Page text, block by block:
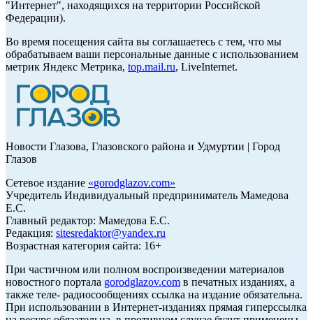
"Интернет", находящихся на территории Российской
Федерации).
Во время посещения сайта вы соглашаетесь с тем, что мы
обрабатываем ваши персональные данные с использованием
метрик Яндекс Метрика, top.mail.ru, LiveInternet.
Новости Глазова, Глазовского района и Удмуртии | Город
Глазов
Сетевое издание «gorodglazov.com»
Учредитель Индивидуальный предприниматель Мамедова
Е.С.
Главный редактор: Мамедова Е.С.
Редакция: sitesredaktor@yandex.ru
Возрастная категория сайта: 16+
При частичном или полном воспроизведении материалов
новостного портала gorodglazov.com в печатных изданиях, а
также теле- радиосообщениях ссылка на издание обязательна.
При использовании в Интернет-изданиях прямая гиперссылка